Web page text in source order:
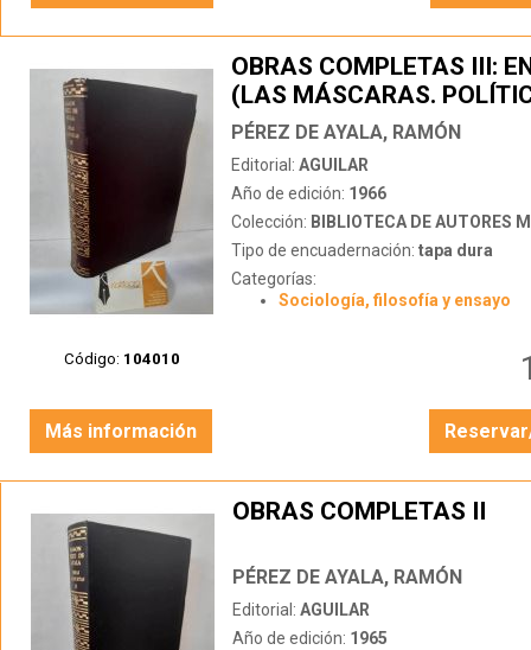
Código: 104010
OBRAS COMPLETAS III:
(LAS MÁSCARAS.
TOROS)
PÉREZ DE AYALA, RAMÓN
Editorial: AGUILAR
Año de edición: 1966
Colección: BIBLIOTECA DE AUTORES
Tipo de encuadernación: tapa dura
Categorías:
Sociología, filosofía y ensayo
Más información
OBRAS COMPLETAS II
PÉREZ DE AYALA, RAMÓN
Editorial: AGUILAR
Año de edición: 1965